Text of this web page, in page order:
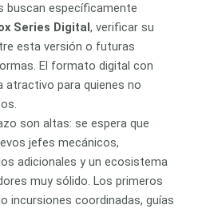
buscan específicamente
Series Digital, verificar su
esta versión o futuras
El formato digital con
para quienes no
son altas: se espera que
jefes mecánicos,
adicionales y un ecosistema
muy sólido. Los primeros
incursiones coordinadas, guías